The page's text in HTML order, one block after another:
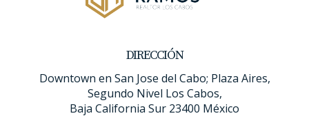
DIRECCIÓN
Downtown en San Jose del Cabo; Plaza Aires,
Segundo Nivel Los Cabos,
Baja California Sur 23400 México